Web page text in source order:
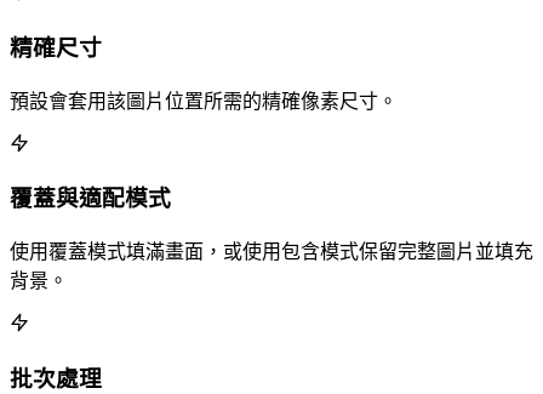
精確尺寸
預設會套用該圖片位置所需的精確像素尺寸。
覆蓋與適配模式
使用覆蓋模式填滿畫面，或使用包含模式保留完整圖片並填充
背景。
批次處理